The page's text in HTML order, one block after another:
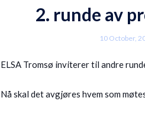
2. runde av
10 October,
ELSA Tromsø inviterer til andre
Nå skal det avgjøres hvem som